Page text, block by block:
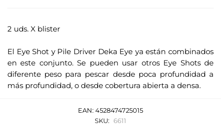
2 uds. X blister
El Eye Shot y Pile Driver Deka Eye ya están combinados
en este conjunto. Se pueden usar otros Eye Shots de
diferente peso para pescar desde poca profundidad a
más profundidad, o desde cobertura abierta a densa.
EAN: 4528474725015
SKU: 6611